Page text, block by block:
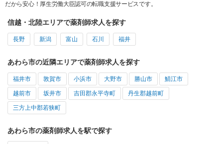
だから安心！厚生労働大臣認可の転職支援サービスです。
信越・北陸エリアで薬剤師求人を探す
長野 新潟 富山 石川 福井
あわら市の近隣エリアで薬剤師求人を探す
福井市 敦賀市 小浜市 大野市 勝山市 鯖江市
越前市 坂井市 吉田郡永平寺町 丹生郡越前町
三方上中郡若狭町
あわら市の薬剤師求人を駅で探す